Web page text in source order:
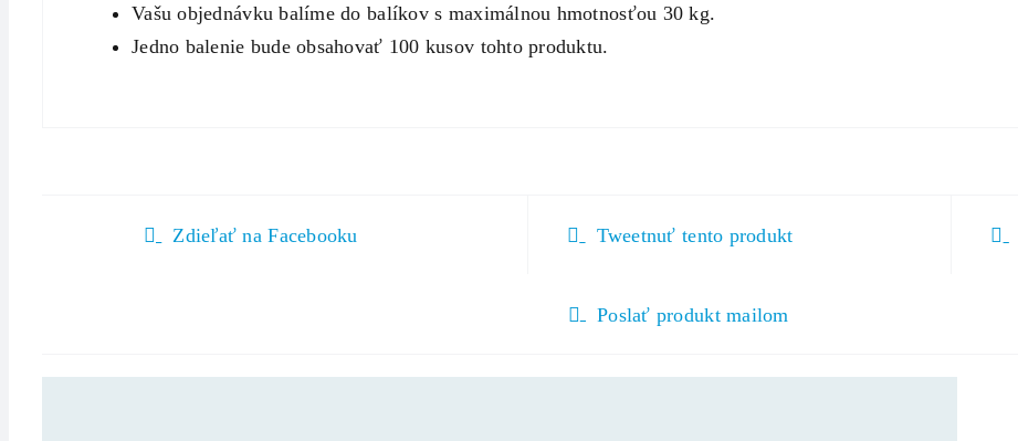
Vašu objednávku balíme do balíkov s maximálnou hmotnosťou 30 kg.
Jedno balenie bude obsahovať 100 kusov tohto produktu.
Zdieľať na Facebooku Tweetnuť tento produkt
Poslať produkt mailom